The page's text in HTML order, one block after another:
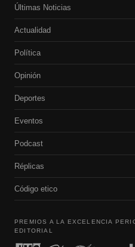
Últimas Noticias
Actualidad
Política
Opinión
Deportes
Eventos
Podcast
Réplicas
Código etico
PREMIOS A LA EXCELENCIA
EDITORIAL